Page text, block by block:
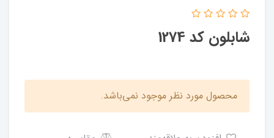
شابلون کد 1274
محصول مورد نظر موجود نمی‌باشد.